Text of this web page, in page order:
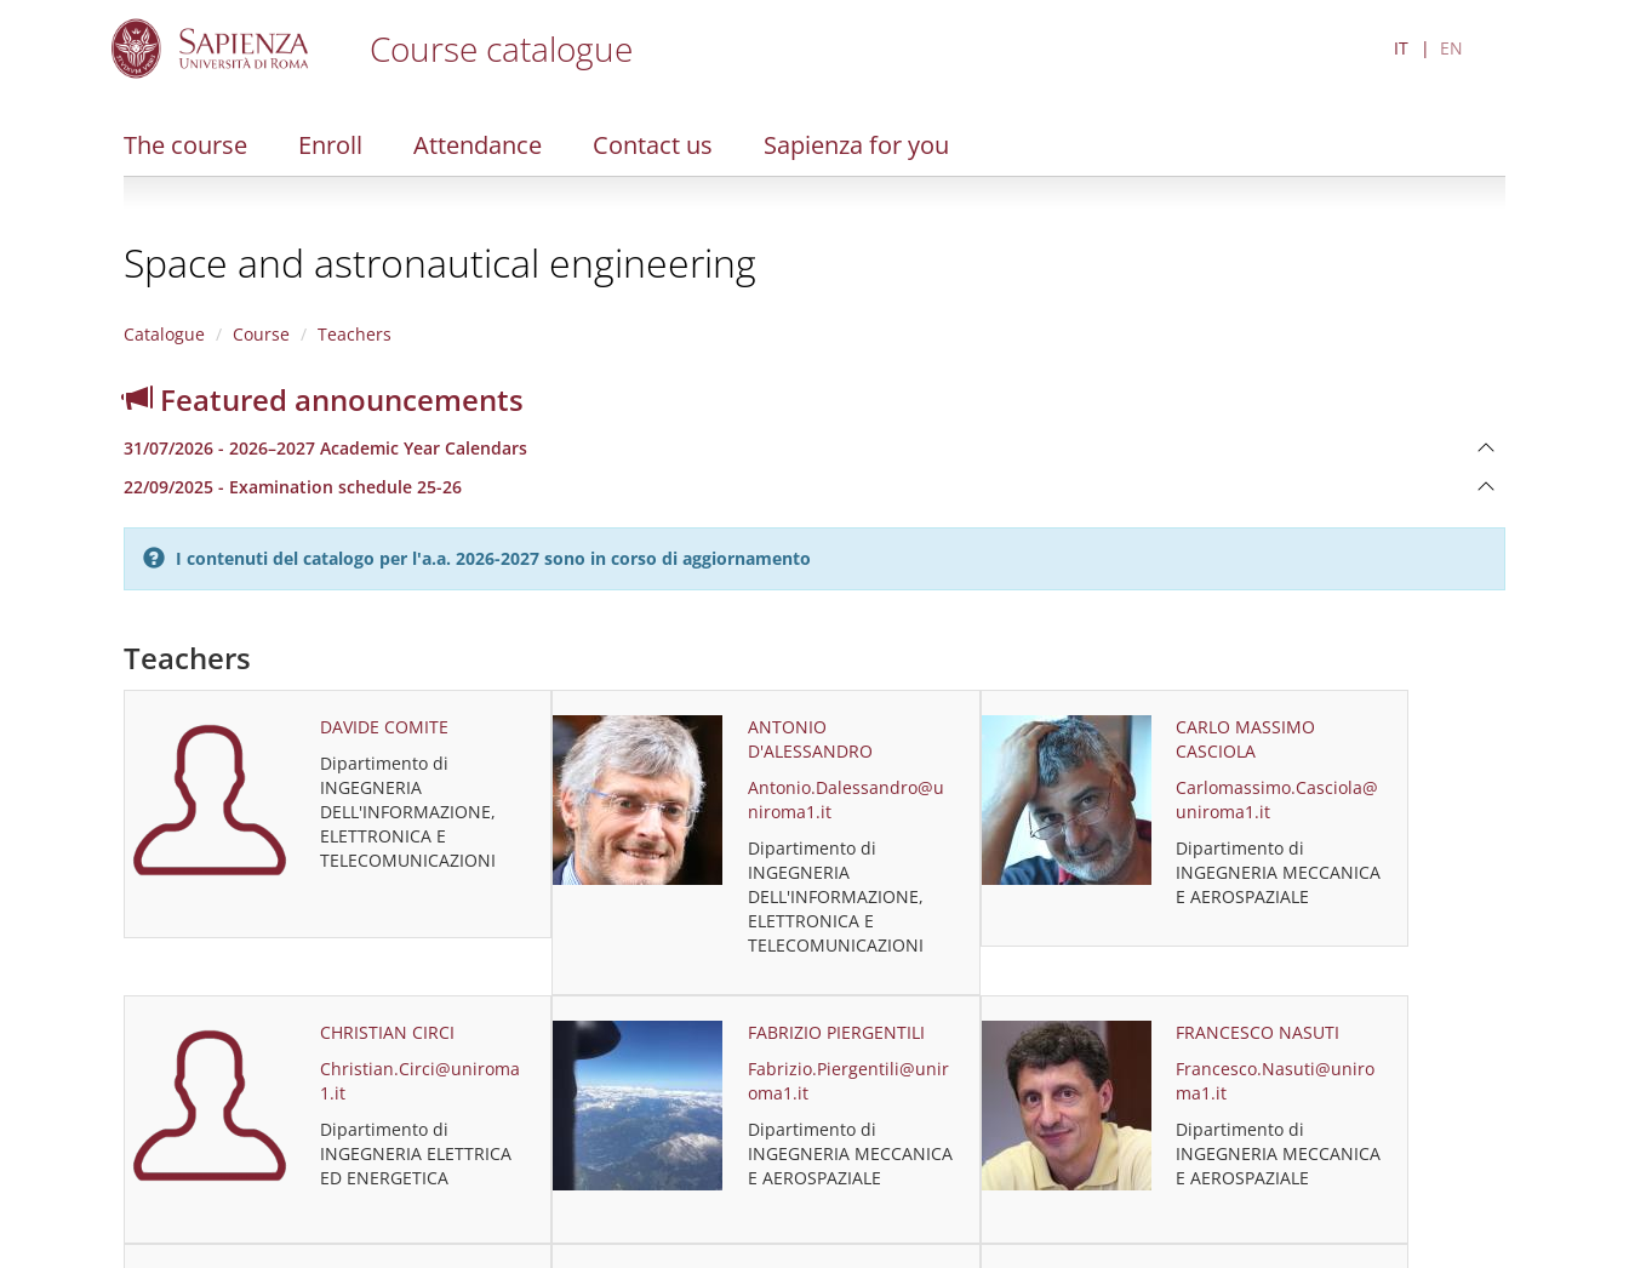
Course catalogue IT EN
The course Enroll Attendance Contact us Sapienza for you
Space and astronautical engineering
Catalogue Course Teachers
Featured announcements
31/07/2026 - 2026–2027 Academic Year Calendars
22/09/2025 - Examination schedule 25-26
I contenuti del catalogo per l'a.a. 2026-2027 sono in corso di aggiornamento
Teachers
DAVIDE COMITE
Dipartimento di
INGEGNERIA
DELL'INFORMAZIONE,
ELETTRONICA E
TELECOMUNICAZIONI
ANTONIO
D'ALESSANDRO
Antonio.Dalessandro@u
niroma1.it
Dipartimento di
INGEGNERIA
DELL'INFORMAZIONE,
ELETTRONICA E
TELECOMUNICAZIONI
CARLO MASSIMO
CASCIOLA
Carlomassimo.Casciola@
uniroma1.it
Dipartimento di
INGEGNERIA MECCANICA
E AEROSPAZIALE
CHRISTIAN CIRCI
Christian.Circi@uniroma
1.it
Dipartimento di
INGEGNERIA ELETTRICA
ED ENERGETICA
FABRIZIO PIERGENTILI
Fabrizio.Piergentili@unir
oma1.it
Dipartimento di
INGEGNERIA MECCANICA
E AEROSPAZIALE
FRANCESCO NASUTI
Francesco.Nasuti@uniro
ma1.it
Dipartimento di
INGEGNERIA MECCANICA
E AEROSPAZIALE